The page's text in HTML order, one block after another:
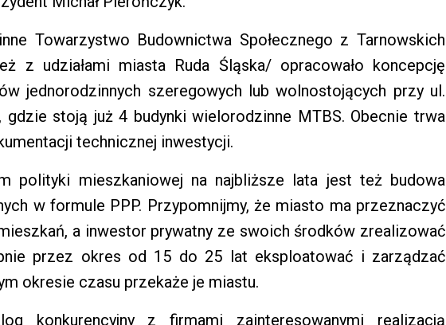
Towarzystwo Budownictwa Społecznego z Tarnowskich
z udziałami miasta Ruda Śląska/ opracowało koncepcję
jednorodzinnych szeregowych lub wolnostojących przy ul.
gdzie stoją już 4 budynki wielorodzinne MTBS. Obecnie trwa
technicznej inwestycji.
polityki mieszkaniowej na najbliższe lata jest też budowa
w formule PPP. Przypomnijmy, że miasto ma przeznaczyć
a inwestor prywatny ze swoich środków zrealizować
przez okres od 15 do 25 lat eksploatować i zarządzać
okresie czasu przekaże je miastu.
konkurencyjny z firmami zainteresowanymi realizacją